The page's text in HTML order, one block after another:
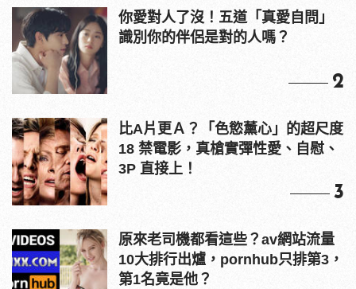
你愛對人了沒！五道「真愛自問」
識別你的伴侶是對的人嗎？
2
比A片更Ａ？「色慾薰心」的超尺度
18 禁電影，真槍實彈性愛、自慰、
3P 直接上！
3
原來老司機都看這些？av網站流量
10大排行出爐，pornhub只排第3，
第1名竟是他？